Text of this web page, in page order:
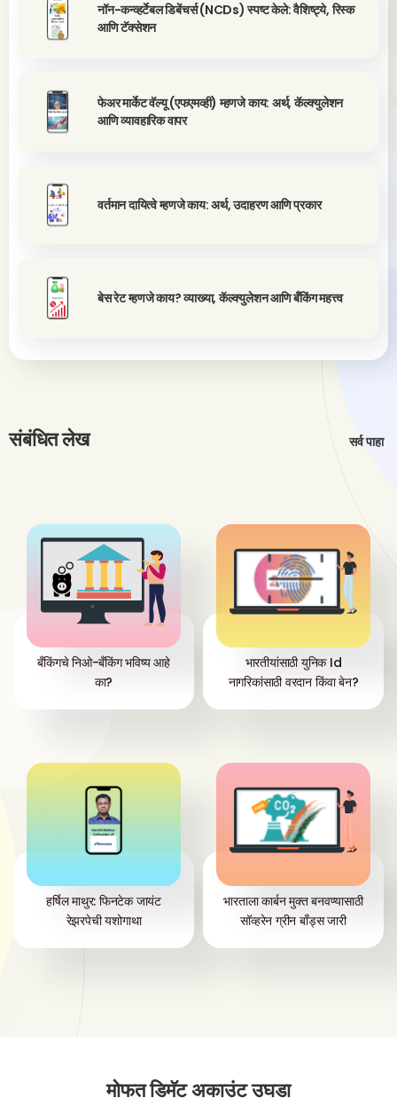
नॉन-कन्व्हर्टेबल डिबेंचर्स (NCDs) स्पष्ट केले: वैशिष्ट्ये, रिस्क
आणि टॅक्सेशन
फेअर मार्केट वॅल्यू (एफएमव्ही) म्हणजे काय: अर्थ, कॅल्क्युलेशन
आणि व्यावहारिक वापर
वर्तमान दायित्वे म्हणजे काय: अर्थ, उदाहरण आणि प्रकार
बेस रेट म्हणजे काय? व्याख्या, कॅल्क्युलेशन आणि बँकिंग महत्त्व
संबंधित लेख सर्व पाहा
बँकिंगचे निओ-बँकिंग भविष्य आहे
का?
भारतीयांसाठी युनिक Id
नागरिकांसाठी वरदान किंवा बेन?
हर्षिल माथुर: फिनटेक जायंट
रेझरपेची यशोगाथा
भारताला कार्बन मुक्त बनवण्यासाठी
सॉव्हरेन ग्रीन बाँड्स जारी
मोफत डिमॅट अकाउंट उघडा